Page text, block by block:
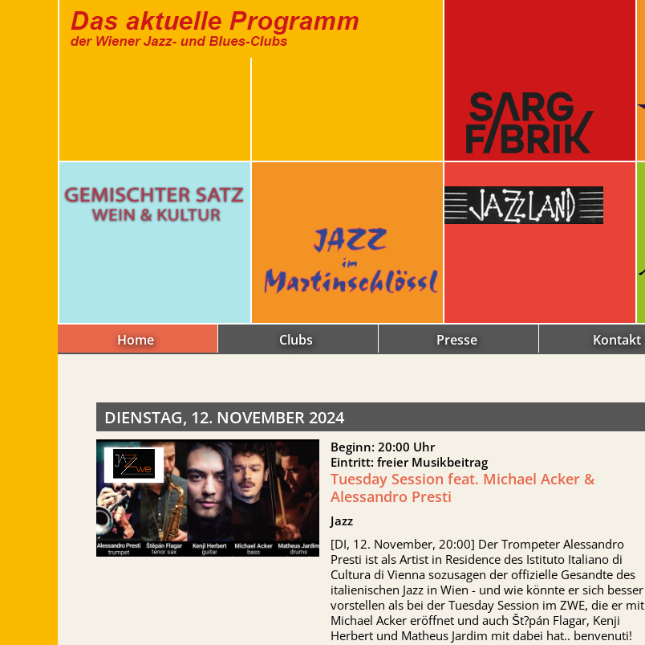
Home Clubs Presse Kontakt
DIENSTAG, 12. NOVEMBER 2024
Beginn: 20:00 Uhr
Eintritt: freier Musikbeitrag
Tuesday Session feat. Michael Acker &
Alessandro Presti
Jazz
[DI, 12. November, 20:00] Der Trompeter Alessandro
Presti ist als Artist in Residence des Istituto Italiano di
Cultura di Vienna sozusagen der offizielle Gesandte des
italienischen Jazz in Wien - und wie könnte er sich besser
vorstellen als bei der Tuesday Session im ZWE, die er mit
Michael Acker eröffnet und auch Št?pán Flagar, Kenji
Herbert und Matheus Jardim mit dabei hat.. benvenuti!